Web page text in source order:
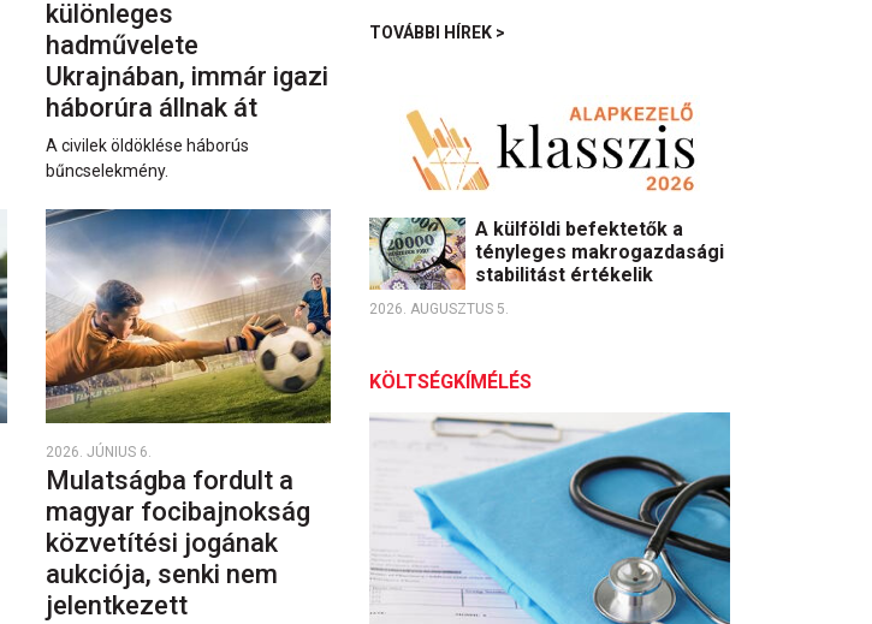
különleges
hadművelete
Ukrajnában, immár igazi
háborúra állnak át
A civilek öldöklése háborús
bűncselekmény.
2026. JÚNIUS 6.
Mulatságba fordult a
magyar focibajnokság
közvetítési jogának
aukciója, senki nem
jelentkezett
TOVÁBBI HÍREK >
A külföldi befektetők a
tényleges makrogazdasági
stabilitást értékelik
2026. AUGUSZTUS 5.
KÖLTSÉGKÍMÉLÉS